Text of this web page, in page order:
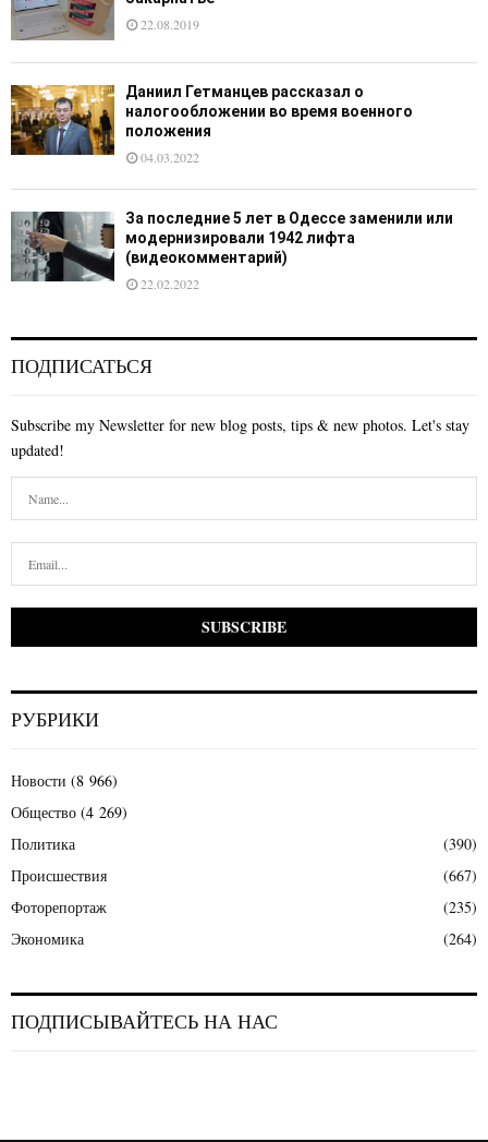
22.08.2019
Даниил Гетманцев рассказал о
налогообложении во время военного
положения
04.03.2022
За последние 5 лет в Одессе заменили или
модернизировали 1942 лифта
(видеокомментарий)
22.02.2022
ПОДПИСАТЬСЯ
Subscribe my Newsletter for new blog posts, tips & new photos. Let's stay
updated!
РУБРИКИ
Новости (8 966)
Общество (4 269)
Политика
(390)
Происшествия
(667)
Фоторепортаж
(235)
Экономика
(264)
ПОДПИСЫВАЙТЕСЬ НА НАС